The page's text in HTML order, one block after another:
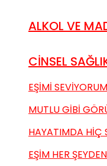
ALKOL VE
CİNSEL
EŞİMİ
MUTLU GİBİ
HAYATIMDA HİÇ
EŞİM HER